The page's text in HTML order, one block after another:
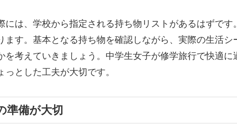
には、学校から指定される持ち物リストがあるはずです
ます。基本となる持ち物を確認しながら、実際の生活シ
を考えていきましょう。中学生女子が修学旅行で快適に
とした工夫が大切です。
準備が大切